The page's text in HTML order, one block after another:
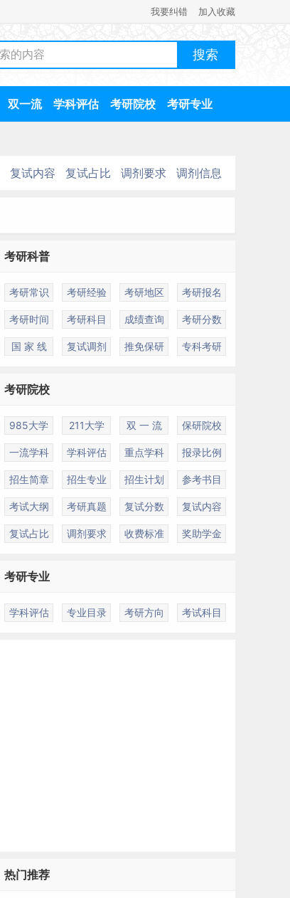
我要纠错 加入收藏
双一流 学科评估 考研院校 考研专业
复试内容 复试占比 调剂要求 调剂信息
考研科普
考研常识 考研经验 考研地区 考研报名
考研时间 考研科目 成绩查询 考研分数
国 家 线 复试调剂 推免保研 专科考研
考研院校
985大学 211大学 双 一 流 保研院校
一流学科 学科评估 重点学科 报录比例
招生简章 招生专业 招生计划 参考书目
考试大纲 考研真题 复试分数 复试内容
复试占比 调剂要求 收费标准 奖助学金
考研专业
学科评估 专业目录 考研方向 考试科目
热门推荐